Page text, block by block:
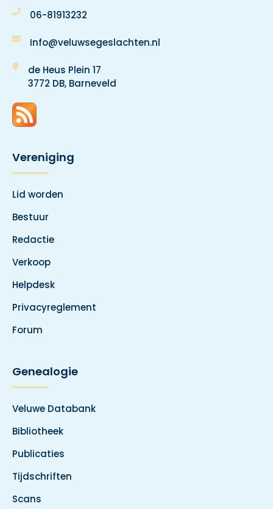
06-81913232
Info@veluwsegeslachten.nl
de Heus Plein 17
3772 DB, Barneveld
Vereniging
Lid worden
Bestuur
Redactie
Verkoop
Helpdesk
Privacyreglement
Forum
Genealogie
Veluwe Databank
Bibliotheek
Publicaties
Tijdschriften
Scans